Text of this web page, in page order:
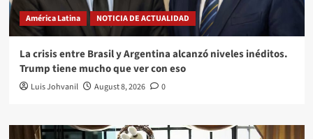
América Latina NOTICIA DE ACTUALIDAD
La crisis entre Brasil y Argentina alcanzó niveles inéditos.
Trump tiene mucho que ver con eso
Luis Johvanil August 8, 2026 0